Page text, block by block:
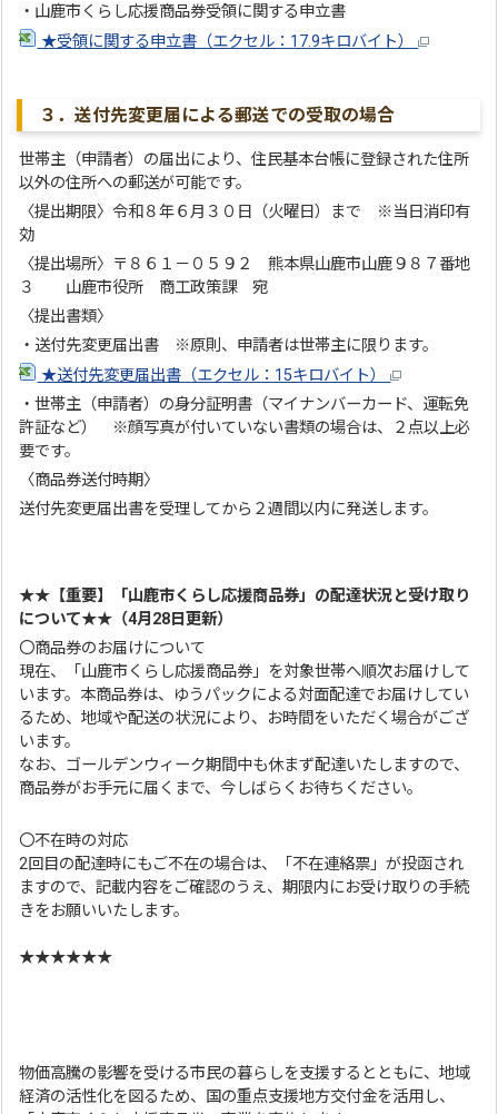
・山鹿市くらし応援商品券受領に関する申立書
★受領に関する申立書（エクセル：17.9キロバイト）
３．送付先変更届による郵送での受取の場合
世帯主（申請者）の届出により、住民基本台帳に登録された住所
以外の住所への郵送が可能です。
〈提出期限〉令和８年６月３０日（火曜日）まで ※当日消印有
効
〈提出場所〉〒８６１－０５９２ 熊本県山鹿市山鹿９８７番地
３ 山鹿市役所 商工政策課 宛
〈提出書類〉
・送付先変更届出書 ※原則、申請者は世帯主に限ります。
★送付先変更届出書（エクセル：15キロバイト）
・世帯主（申請者）の身分証明書（マイナンバーカード、運転免
許証など） ※顔写真が付いていない書類の場合は、２点以上必
要です。
〈商品券送付時期〉
送付先変更届出書を受理してから２週間以内に発送します。
★★【重要】「山鹿市くらし応援商品券」の配達状況と受け取り
について★★（4月28日更新）
〇商品券のお届けについて
現在、「山鹿市くらし応援商品券」を対象世帯へ順次お届けして
います。本商品券は、ゆうパックによる対面配達でお届けしてい
るため、地域や配送の状況により、お時間をいただく場合がござ
います。
なお、ゴールデンウィーク期間中も休まず配達いたしますので、
商品券がお手元に届くまで、今しばらくお待ちください。
〇不在時の対応
2回目の配達時にもご不在の場合は、「不在連絡票」が投函され
ますので、記載内容をご確認のうえ、期限内にお受け取りの手続
きをお願いいたします。
★★★★★★
物価高騰の影響を受ける市民の暮らしを支援するとともに、地域
経済の活性化を図るため、国の重点支援地方交付金を活用し、